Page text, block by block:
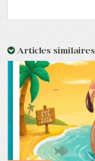
Articles similaires